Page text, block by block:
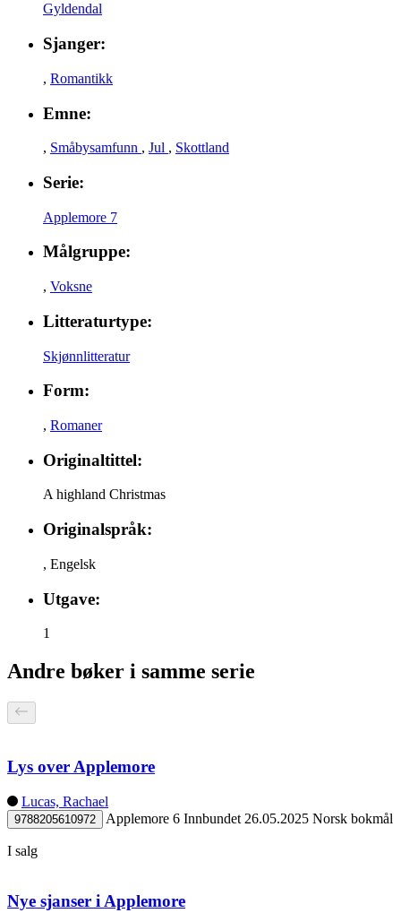
Gyldendal
Sjanger:
, Romantikk
Emne:
, Småbysamfunn , Jul , Skottland
Serie:
Applemore 7
Målgruppe:
, Voksne
Litteraturtype:
Skjønnlitteratur
Form:
, Romaner
Originaltittel:
A highland Christmas
Originalspråk:
, Engelsk
Utgave:
1
Andre bøker i samme serie
Lys over Applemore
Lucas, Rachael
9788205610972 Applemore 6 Innbundet 26.05.2025 Norsk bokmål
I salg
Nye sjanser i Applemore